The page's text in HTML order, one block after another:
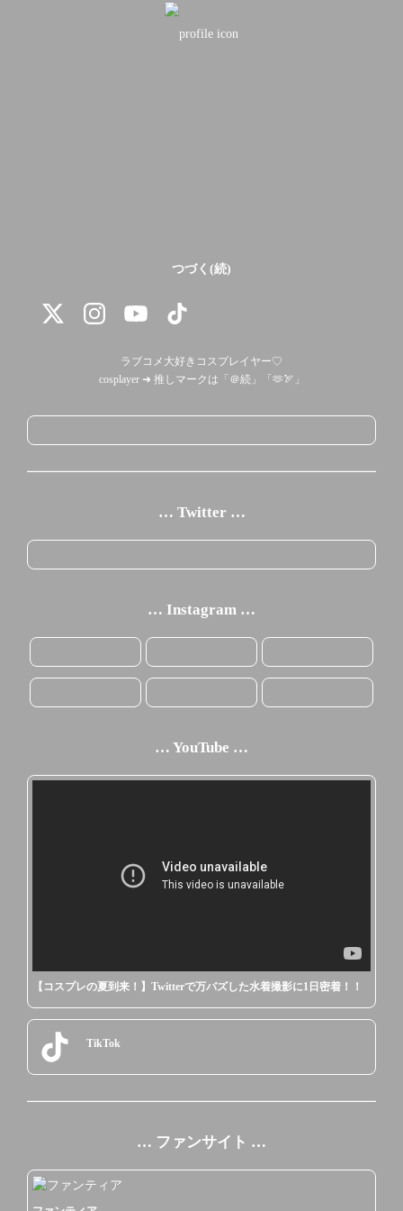
つづく(続)
ラブコメ大好きコスプレイヤー♡
cosplayer ➜ 推しマークは「＠続」「🫶🏹」
… Twitter …
… Instagram …
… YouTube …
【コスプレの夏到来！】Twitterで万バズした水着撮影に1日密着！！
TikTok
… ファンサイト …